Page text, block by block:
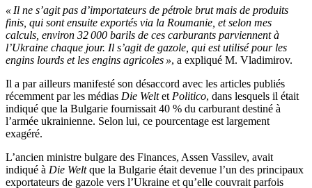
« Il ne s’agit pas d’importateurs de pétrole brut mais de produits
finis, qui sont ensuite exportés via la Roumanie, et selon mes
calculs, environ 32 000 barils de ces carburants parviennent à
l’Ukraine chaque jour. Il s’agit de gazole, qui est utilisé pour les
engins lourds et les engins agricoles », a expliqué M. Vladimirov.
Il a par ailleurs manifesté son désaccord avec les articles publiés
récemment par les médias Die Weltet Politico, dans lesquels il était
indiqué que la Bulgarie fournissait 40 % du carburant destiné à
l’armée ukrainienne. Selon lui, ce pourcentage est largement
exagéré.
L’ancien ministre bulgare des Finances, Assen Vassilev, avait
indiqué à Die Weltque la Bulgarie était devenue l’un des principaux
exportateurs de gazole vers l’Ukraine et qu’elle couvrait parfois